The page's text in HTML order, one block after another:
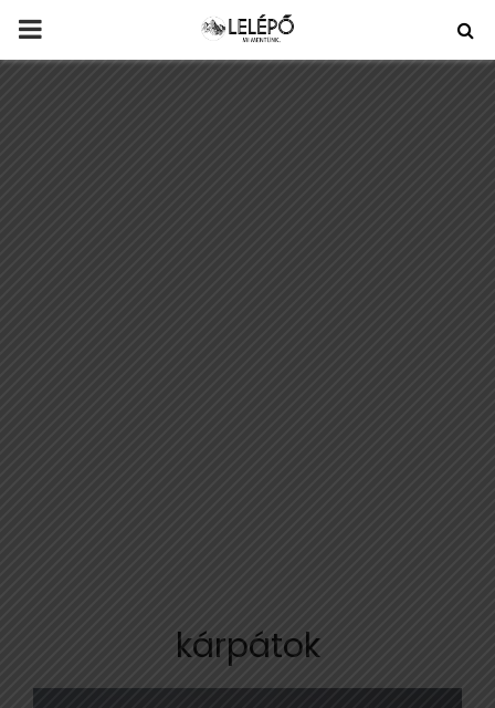
PRIMARY
kárpátok